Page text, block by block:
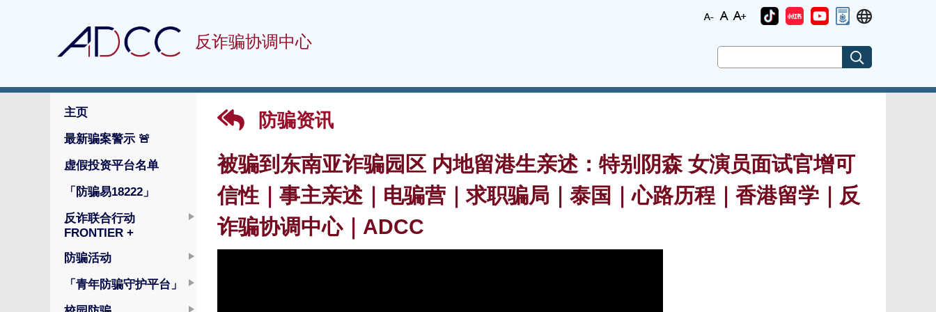
反诈骗协调中心
主页
最新骗案警示 🚨
虚假投资平台名单
「防骗易18222」
反诈联合行动
FRONTIER +
防骗活动
「青年防骗守护平台」
防骗资讯
被骗到东南亚诈骗园区 内地留港生亲述：特别阴森 女演员面试官增可
信性｜事主亲述｜电骗营｜求职骗局｜泰国｜心路历程｜香港留学｜反
诈骗协调中心｜ADCC